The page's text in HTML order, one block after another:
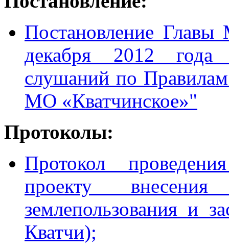
Постановление
декабря 2012
слушаний по Правилам
МО «Кватчинское»"
Протоколы:
Протокол
проекту
землепользования и
Кватчи);